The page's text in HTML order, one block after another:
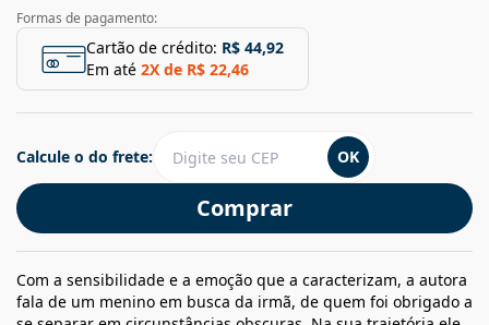
Formas de pagamento:
Cartão de crédito: R$ 44,92
Em até 2X de R$ 22,46
Comprar
Calcule o do frete: OK
Com a sensibilidade e a emoção que a caracterizam, a autora
fala de um menino em busca da irmã, de quem foi obrigado a